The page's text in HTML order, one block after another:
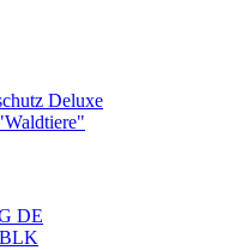
Deluxe
DE
BLK